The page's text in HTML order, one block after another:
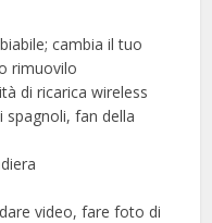
cambia il tuo
rimuovilo
di ricarica wireless
fan della
video, fare foto di